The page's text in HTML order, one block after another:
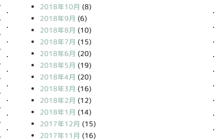
2018年10月 (8)
2018年9月 (6)
2018年8月 (10)
2018年7月 (15)
2018年6月 (20)
2018年5月 (19)
2018年4月 (20)
2018年3月 (16)
2018年2月 (12)
2018年1月 (14)
2017年12月 (15)
2017年11月 (16)